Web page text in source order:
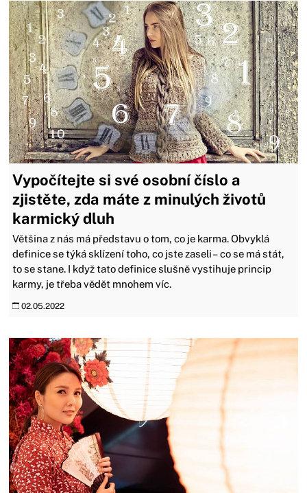
Vypočítejte si své osobní číslo a
zjistěte, zda máte z minulých životů
karmický dluh
Většina z nás má představu o tom, co je karma. Obvyklá
definice se týká sklízení toho, co jste zaseli – co se má stát,
to se stane. I když tato definice slušně vystihuje princip
karmy, je třeba vědět mnohem víc.
02.05.2022